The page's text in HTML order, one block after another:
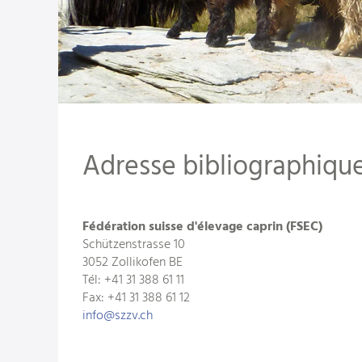
Adresse
Fédération suisse d'élevage caprin (FSEC)
Schützenstrasse 10
3052 Zollikofen BE
Tél: +41 31 388 61 11
Fax: +41 31 388 61 12
info szzv.ch